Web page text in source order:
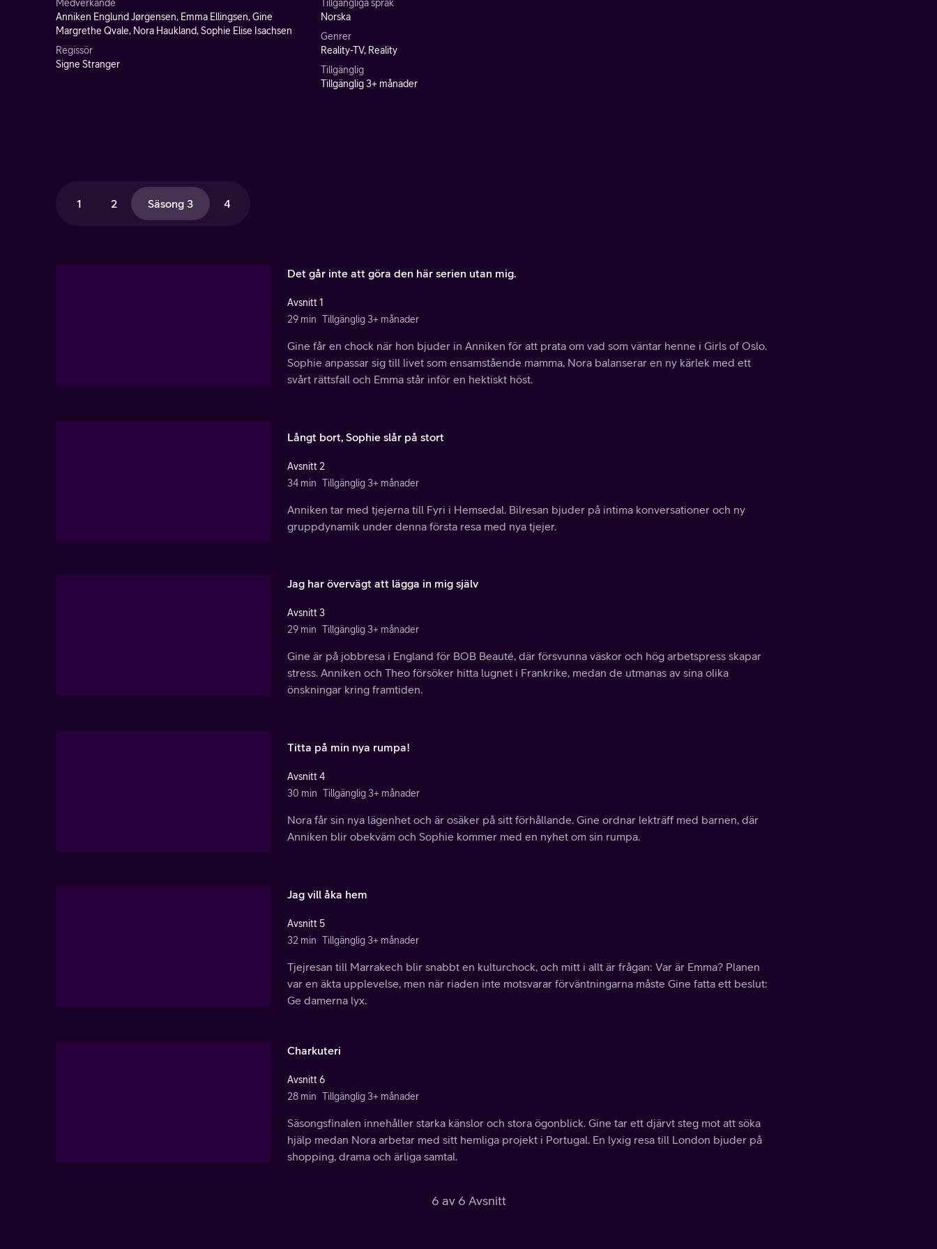
Medverkande
Anniken Englund Jørgensen, Emma Ellingsen, Gine
Margrethe Qvale, Nora Haukland, Sophie Elise Isachsen
Regissör
Signe Stranger
Tillgängliga språk
Norska
Genrer
Reality-TV, Reality
Tillgänglig
Tillgänglig 3+ månader
1 2 Säsong 3 4
Det går inte att göra den här serien utan mig.
Avsnitt 1
29 min Tillgänglig 3+ månader
Gine får en chock när hon bjuder in Anniken för att prata om vad som väntar henne i Girls of Oslo.
Sophie anpassar sig till livet som ensamstående mamma, Nora balanserar en ny kärlek med ett
svårt rättsfall och Emma står inför en hektiskt höst.
Långt bort, Sophie slår på stort
Avsnitt 2
34 min Tillgänglig 3+ månader
Anniken tar med tjejerna till Fyri i Hemsedal. Bilresan bjuder på intima konversationer och ny
gruppdynamik under denna första resa med nya tjejer.
Jag har övervägt att lägga in mig själv
Avsnitt 3
29 min Tillgänglig 3+ månader
Gine är på jobbresa i England för BOB Beauté, där försvunna väskor och hög arbetspress skapar
stress. Anniken och Theo försöker hitta lugnet i Frankrike, medan de utmanas av sina olika
önskningar kring framtiden.
Titta på min nya rumpa!
Avsnitt 4
30 min Tillgänglig 3+ månader
Nora får sin nya lägenhet och är osäker på sitt förhållande. Gine ordnar lekträff med barnen, där
Anniken blir obekväm och Sophie kommer med en nyhet om sin rumpa.
Jag vill åka hem
Avsnitt 5
32 min Tillgänglig 3+ månader
Tjejresan till Marrakech blir snabbt en kulturchock, och mitt i allt är frågan: Var är Emma? Planen
var en äkta upplevelse, men när riaden inte motsvarar förväntningarna måste Gine fatta ett beslut:
Ge damerna lyx.
Charkuteri
Avsnitt 6
28 min Tillgänglig 3+ månader
Säsongsfinalen innehåller starka känslor och stora ögonblick. Gine tar ett djärvt steg mot att söka
hjälp medan Nora arbetar med sitt hemliga projekt i Portugal. En lyxig resa till London bjuder på
shopping, drama och ärliga samtal.
6 av 6 Avsnitt